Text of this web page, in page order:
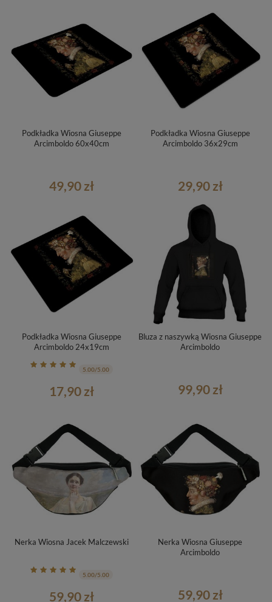
Podkładka Wiosna Giuseppe
Arcimboldo 60x40cm
49,90 zł
Podkładka Wiosna Giuseppe
Arcimboldo 36x29cm
29,90 zł
Podkładka Wiosna Giuseppe
Arcimboldo 24x19cm
5.00/5.00
17,90 zł
Bluza z naszywką Wiosna Giuseppe
Arcimboldo
99,90 zł
Nerka Wiosna Jacek Malczewski
5.00/5.00
59,90 zł
Nerka Wiosna Giuseppe
Arcimboldo
59,90 zł